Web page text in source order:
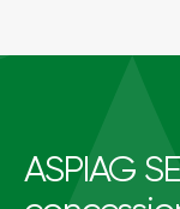
ASPIAG